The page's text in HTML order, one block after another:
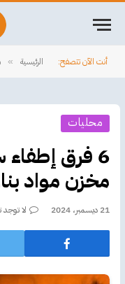
أنت الآن تتصفح: الرئيسية »
محليات
6 فرق
مخزن مواد
21 ديسمبر، 2024 لا توجد